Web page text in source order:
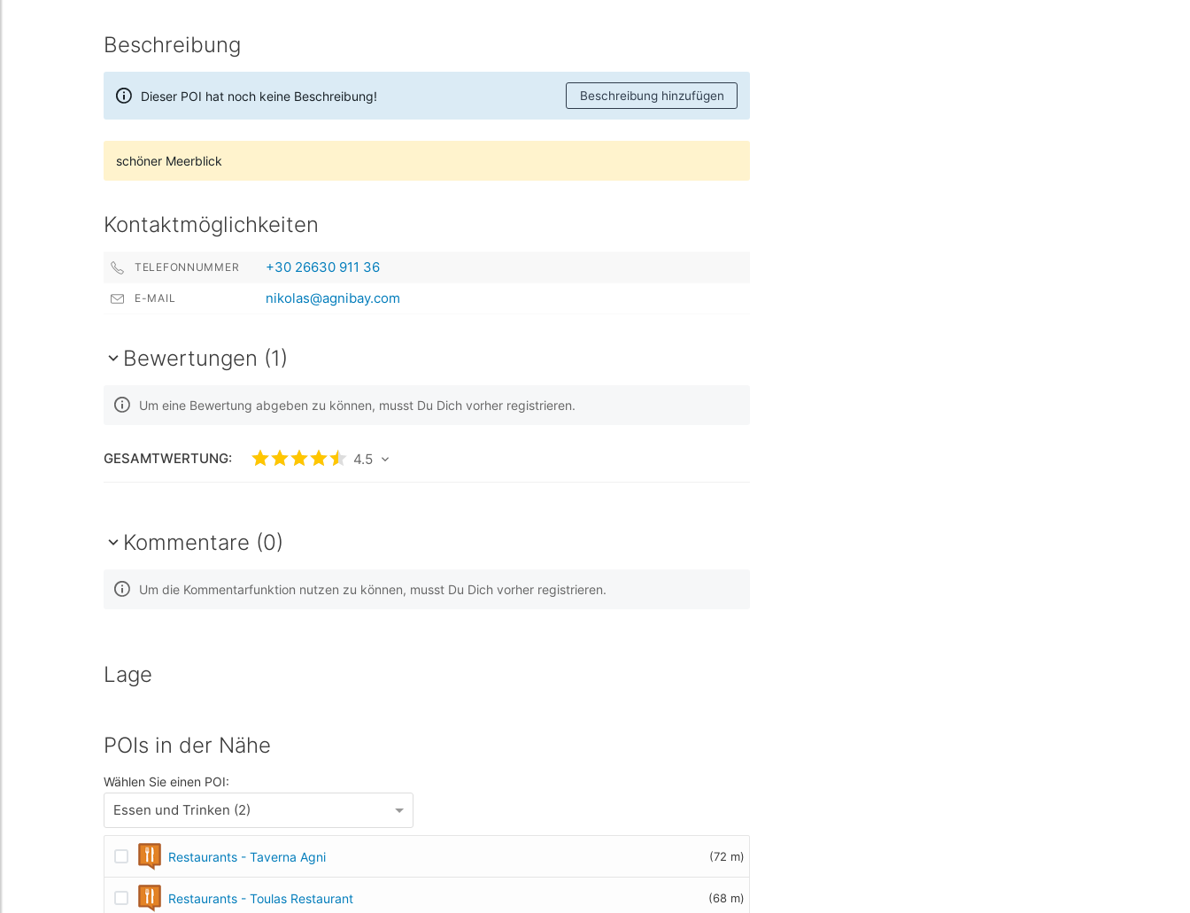
Beschreibung
Dieser POI hat noch keine Beschreibung! Beschreibung hinzufügen
schöner Meerblick
Kontaktmöglichkeiten
TELEFONNUMMER +30 26630 911 36
E-MAIL nikolas@agnibay.com
Bewertungen (1)
Um eine Bewertung abgeben zu können, musst Du Dich vorher registrieren.
GESAMTWERTUNG: bewertet4.5/5 beyogen auf
4.5
Kommentare (0)
Um die Kommentarfunktion nutzen zu können, musst Du Dich vorher registrieren.
Lage
POIs in der Nähe
Wählen Sie einen POI:
Essen und Trinken (2)
Restaurants - Taverna Agni (72 m)
Restaurants - Toulas Restaurant (68 m)